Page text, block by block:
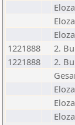
1221888
2.
1221888
2.